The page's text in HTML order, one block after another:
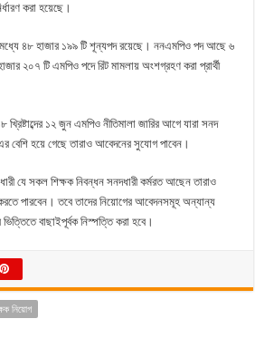
করা হয়েছে।
৪৮ হাজার ১৯৯ টি শূন্যপদ রয়েছে। ননএমপিও পদ আছে ৬
২০৭ টি এমপিও পদে রিট মামলায় অংশগ্রহণ করা প্রার্থী
১২ জুন এমপিও নীতিমালা জারির আগে যারা সনদ
বেশি হয়ে গেছে তারাও আবেদনের সুযোগ পাবেন।
যে সকল শিক্ষক নিবন্ধন সনদধারী কর্মরত আছেন তারাও
পারবেন। তবে তাদের নিয়োগের আবেদনসমূহ অন্যান্য
ভিত্তিতে বাছাইপূর্বক নিস্পত্তি করা হবে।
নিয়োগ